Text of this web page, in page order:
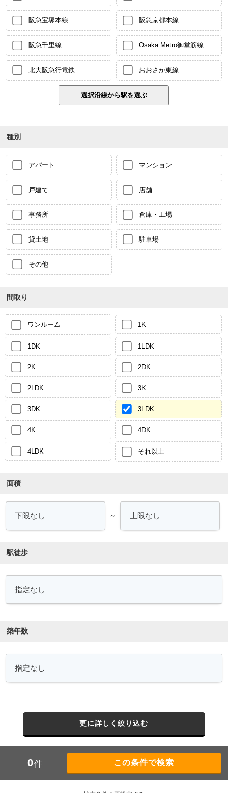
阪急宝塚本線 阪急京都本線
阪急千里線 Osaka Metro御堂筋線
北大阪急行電鉄 おおさか東線
種別
アパート マンション
戸建て 店舗
事務所 倉庫・工場
貸土地 駐車場
その他
間取り
ワンルーム 1K
1DK 1LDK
2K 2DK
2LDK 3K
3DK 3LDK
4K 4DK
4LDK それ以上
面積
～
駅徒歩
築年数
更に詳しく絞り込む
0件